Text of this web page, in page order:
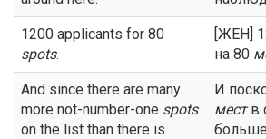
1200 applicants for 80
spots.
[ЖЕН]
на 80
And since there are many
more not-number-one spots
on the list than there is
И
меств